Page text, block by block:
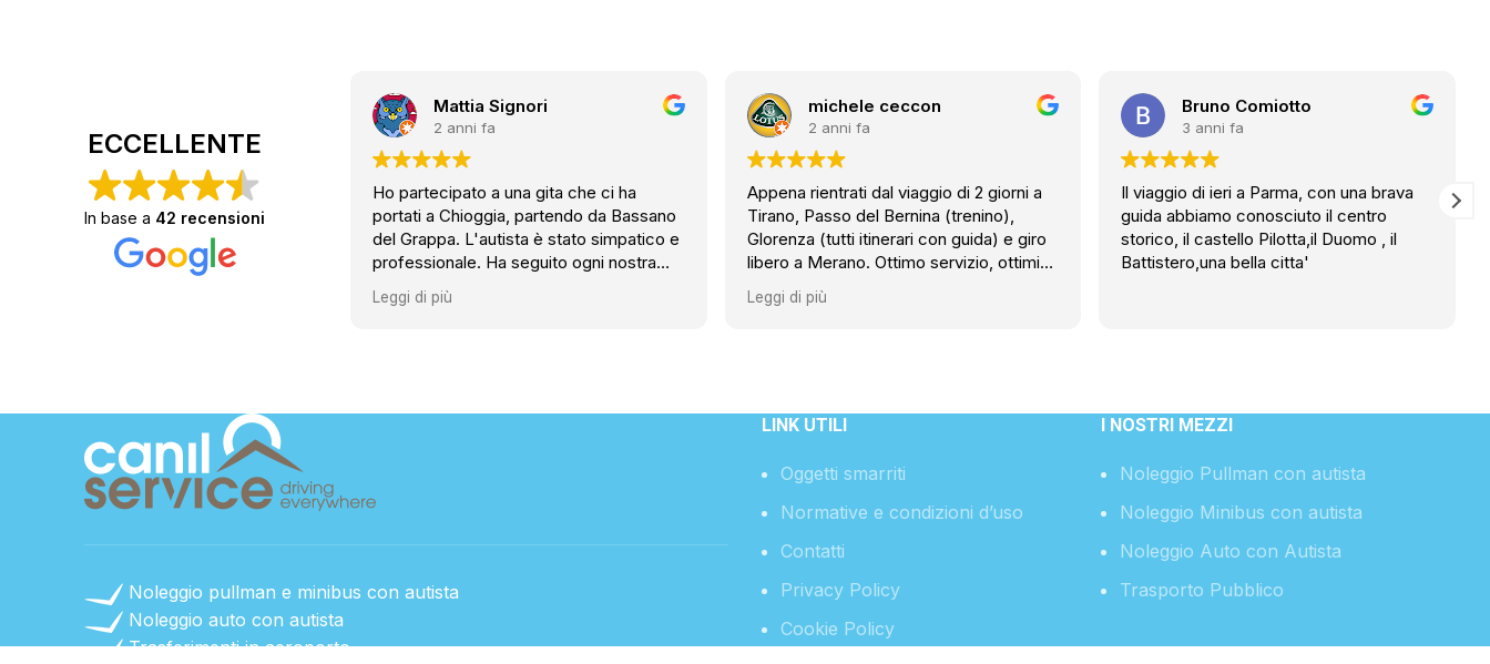
ECCELLENTE
In base a 42 recensioni
Mattia Signori
2 anni fa
Ho partecipato a una gita che ci ha
portati a Chioggia, partendo da Bassano
del Grappa. L'autista è stato simpatico e
professionale. Ha seguito ogni nostra
esigenza. Il pulmann era pulito e
comodo. Posso solo consigliarlo a tutti!!
Leggi di più
michele ceccon
2 anni fa
Appena rientrati dal viaggio di 2 giorni a
Tirano, Passo del Bernina (trenino),
Glorenza (tutti itinerari con guida) e giro
libero a Merano. Ottimo servizio, ottimi
(e abbondanti) pasti, ottima compagnia,
Angelo l'autista e Melissa
un'altra gita. Un vero piacere.
Leggi di più
Bruno Comiotto
3 anni fa
Il viaggio di ieri a Parma, con una brava
guida abbiamo conosciuto il centro
storico, il castello Pilotta,il Duomo , il
Battistero,una bella citta'
Noleggio pullman e minibus con autista
Noleggio auto con autista
Trasferimenti in aeroporto
LINK UTILI
Oggetti smarriti
Normative e condizioni d’uso
Contatti
Privacy Policy
Cookie Policy
I NOSTRI MEZZI
Noleggio Pullman con autista
Noleggio Minibus con autista
Noleggio Auto con Autista
Trasporto Pubblico